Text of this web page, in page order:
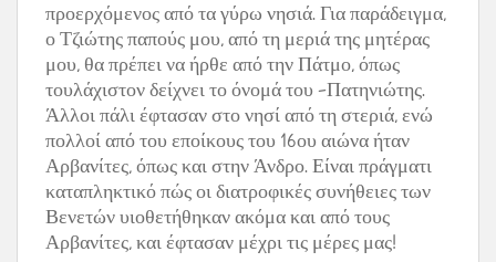
προερχόμενος από τα γύρω νησιά. Για παράδειγμα,
ο Τζιώτης παπούς μου, από τη μεριά της μητέρας
μου, θα πρέπει να ήρθε από την Πάτμο, όπως
τουλάχιστον δείχνει το όνομά του –Πατηνιώτης.
Άλλοι πάλι έφτασαν στο νησί από τη στεριά, ενώ
πολλοί από του εποίκους του 16ου αιώνα ήταν
Αρβανίτες, όπως και στην Άνδρο. Είναι πράγματι
καταπληκτικό πώς οι διατροφικές συνήθειες των
Βενετών υιοθετήθηκαν ακόμα και από τους
Αρβανίτες, και έφτασαν μέχρι τις μέρες μας!